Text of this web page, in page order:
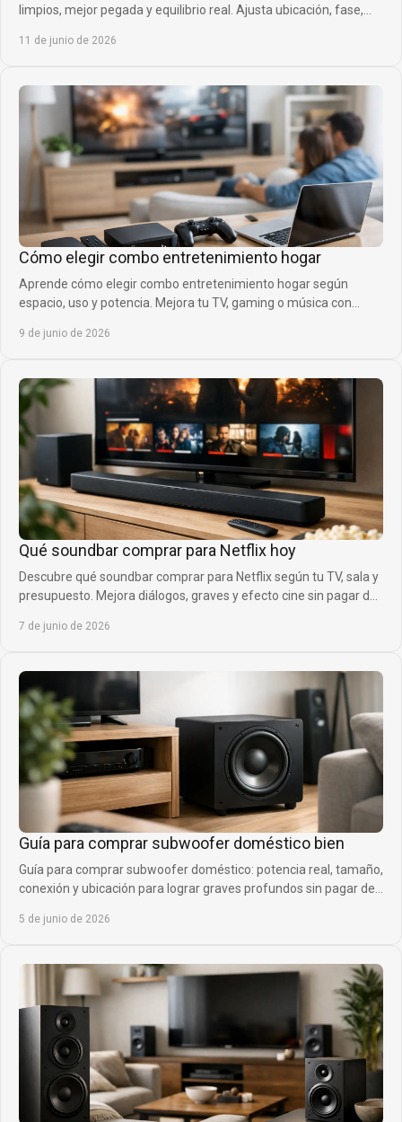
limpios, mejor pegada y equilibrio real. Ajusta ubicación, fase,
11 de junio de 2026
Cómo elegir combo entretenimiento hogar
Aprende cómo elegir combo entretenimiento hogar según
espacio, uso y potencia. Mejora tu TV, gaming o música con
9 de junio de 2026
Qué soundbar comprar para Netflix hoy
Descubre qué soundbar comprar para Netflix según tu TV, sala y
presupuesto. Mejora diálogos, graves y efecto cine sin pagar de
7 de junio de 2026
Guía para comprar subwoofer doméstico bien
Guía para comprar subwoofer doméstico: potencia real, tamaño,
conexión y ubicación para lograr graves profundos sin pagar de
5 de junio de 2026